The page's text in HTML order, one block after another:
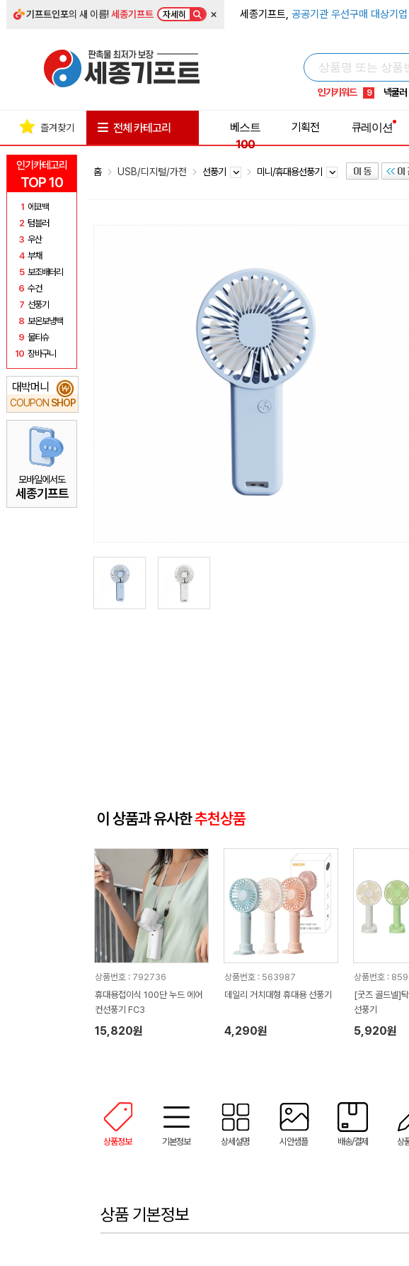
기프트인포의 새 이름!세종기프트 자세히 × 세종기프트, 공공기관 우선구매 대상기업
인기키워드
5 키캡
8 쿨토시
9 넥쿨러
1 선풍기
인기카테고리
TOP 10
1 에코백
2 텀블러
3 우산
4 부채
5 보조배터리
6 수건
7 선풍기
8 보온보냉백
9 물티슈
10 장바구니
대박머니
COUPON SHOP
₩
모바일에서도
세종기프트
즐겨찾기 전체 카테고리
베스트
100
기획전 큐레이션
홈 USB/디지털/가전 선풍기 미니/휴대용선풍기
이 상품과 유사한추천상품
상품번호 : 792736
휴대용접이식 100단 누드 에어
컨선풍기 FC3
15,820원
상품번호 : 563987
데일리 거치대형 휴대용 선풍기
4,290원
상품번호 :
[굿즈 골드넬]
선풍기
5,920원
상품정보 기본정보 상세설명 시안샘플 배송/결제 상
상품 기본정보